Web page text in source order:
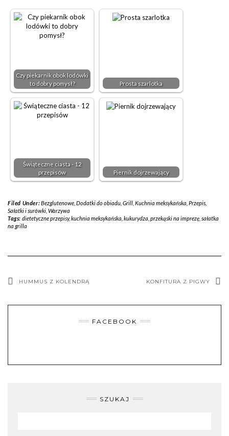
Czy piekarnik obok lodówki
to dobry pomysł?
Prosta szarlotka
Świąteczne ciasta - 12
przepisów
Piernik dojrzewający
Filed Under:Bezglutenowe, Dodatki do obiadu, Grill, Kuchnia meksykańska Przepis,
Sałatki i surówki Warzywa
Tags: dietetyczne przepisy,kuchnia meksykańska kukurydza przekąski na imprezę, sałatka
na grilla
HUMMUS Z KOLENDRĄ KONFITURA Z PIGWY
FACEBOOK
SZUKAJ